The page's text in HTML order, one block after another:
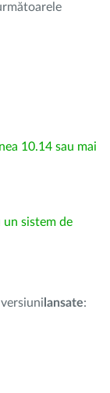
10.14 sau mai
un sistem de
lansate: